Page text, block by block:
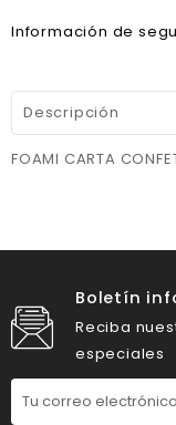
Información de
Descripción
FOAMI CARTA
Boletín
Reciba
especiales